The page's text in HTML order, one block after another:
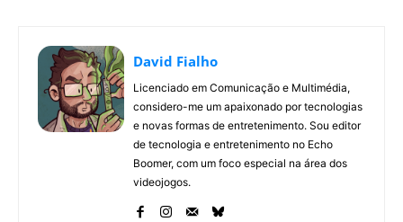
David Fialho
Licenciado em Comunicação e Multimédia,
considero-me um apaixonado por tecnologias
e novas formas de entretenimento. Sou editor
de tecnologia e entretenimento no Echo
Boomer, com um foco especial na área dos
videojogos.